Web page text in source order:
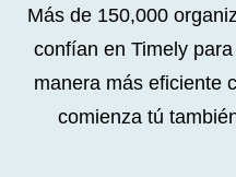
Más de 150,000
confían en Timely
manera más eficiente
comienza tú